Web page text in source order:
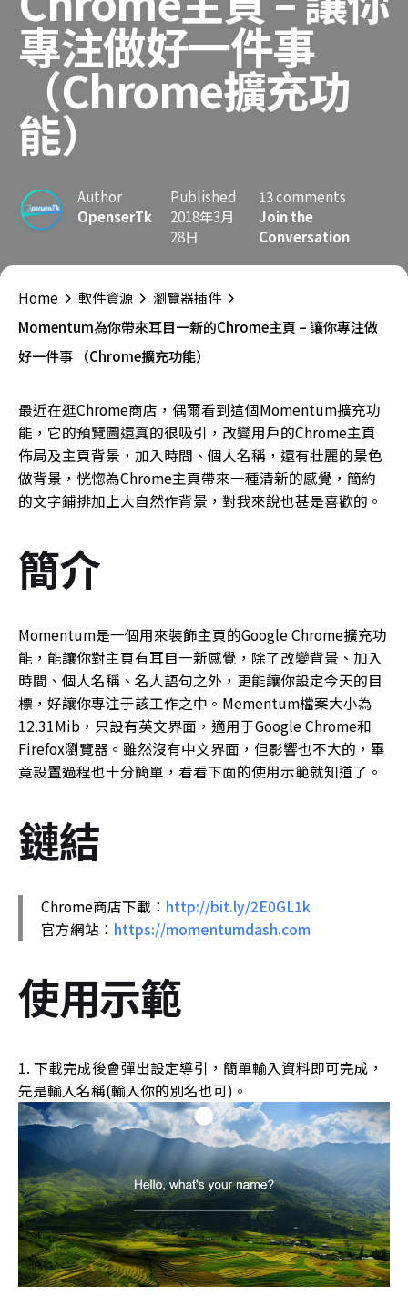
專注做好一件事
（Chrome擴充功
能）
Author
OpenserTk
Published
2018年3月
28日
13 comments
Join the
Conversation
Home 軟件資源
瀏覽器插件
Momentum為你帶來耳目一新的Chrome主頁 – 讓你專注做
好一件事 （Chrome擴充功能）
最近在逛Chrome商店，偶爾看到這個Momentum擴充功
能，它的預覽圖還真的很吸引，改變用戶的Chrome主頁
佈局及主頁背景，加入時間、個人名稱，還有壯麗的景色
做背景，恍惚為Chrome主頁帶來一種清新的感覺，簡約
的文字鋪排加上大自然作背景，對我來說也甚是喜歡的。
簡介
Momentum是一個用來裝飾主頁的Google Chrome擴充功
能，能讓你對主頁有耳目一新感覺，除了改變背景、加入
時間、個人名稱、名人語句之外，更能讓你設定今天的目
標，好讓你專注于該工作之中。Mementum檔案大小為
12.31Mib，只設有英文界面，適用于Google Chrome和
Firefox瀏覽器。雖然沒有中文界面，但影響也不大的，畢
竟設置過程也十分簡單，看看下面的使用示範就知道了。
鏈結
Chrome商店下載： http://bit.ly/2E0GL1k
官方網站： https://momentumdash.com
使用示範
下載完成後會彈出設定導引，簡單輸入資料即可完成，
先是輸入名稱(輸入你的別名也可)。